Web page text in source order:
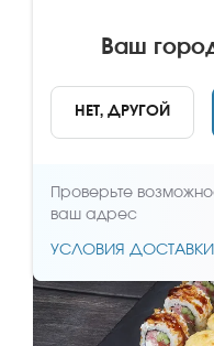
Ваш
НЕТ, ДРУГОЙ
Проверьте
ваш адрес
УСЛОВИЯ ДОСТАВКИ
НАЗАД